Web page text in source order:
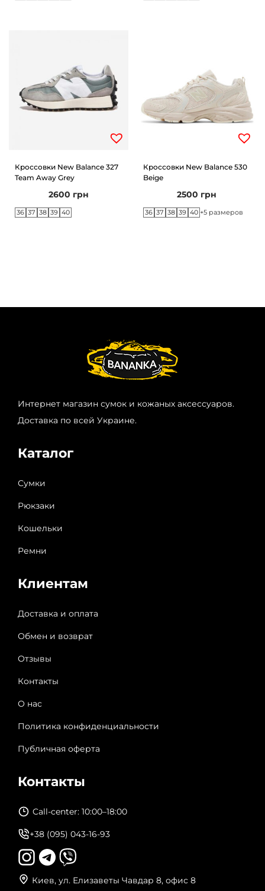
Кроссовки New Balance 327
Team Away Grey
2600 грн
36 37 38 39 40
Кроссовки New Balance 530
Beige
2500 грн
36 37 38 39 40 +5 размеров
Интернет магазин сумок и кожаных аксессуаров.
Доставка по всей Украине.
Каталог
Сумки
Рюкзаки
Кошельки
Ремни
Клиентам
Доставка и оплата
Обмен и возврат
Отзывы
Контакты
О нас
Политика конфиденциальности
Публичная оферта
Контакты
Call-center: 10:00–18:00
+38 (095) 043-16-93
Киев, ул. Елизаветы Чавдар 8, офис 8